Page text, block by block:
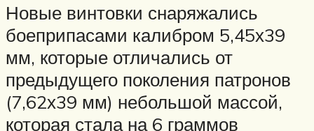
Новые винтовки снаряжались
боеприпасами калибром 5,45х39
мм, которые отличались от
предыдущего поколения патронов
(7,62х39 мм) небольшой массой,
которая стала на 6 граммов